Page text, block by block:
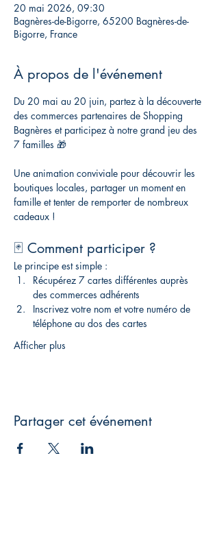
20 mai 2026, 09:30
Bagnères-de-Bigorre, 65200 Bagnères-de-
Bigorre, France
À propos de l'événement
Du 20 mai au 20 juin, partez à la découverte
des commerces partenaires de Shopping
Bagnères et participez à notre grand jeu des
7 familles 🎁
Une animation conviviale pour découvrir les
boutiques locales, partager un moment en
famille et tenter de remporter de nombreux
cadeaux !
🃏 Comment participer ?
Le principe est simple :
Récupérez 7 cartes différentes auprès
des commerces adhérents
Inscrivez votre nom et votre numéro de
téléphone au dos des cartes
Afficher plus
Partager cet événement